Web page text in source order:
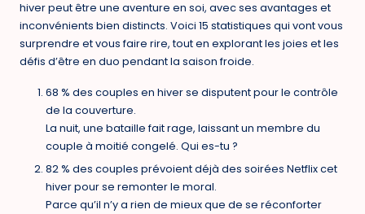
hiver peut être une aventure en soi, avec ses avantages et
inconvénients bien distincts. Voici 15 statistiques qui vont vous
surprendre et vous faire rire, tout en explorant les joies et les
défis d’être en duo pendant la saison froide.
68 % des couples en hiver se disputent pour le contrôle
de la couverture.
La nuit, une bataille fait rage, laissant un membre du
couple à moitié congelé. Qui es-tu ?
82 % des couples prévoient déjà des soirées Netflix cet
hiver pour se remonter le moral.
Parce qu’il n’y a rien de mieux que de se réconforter